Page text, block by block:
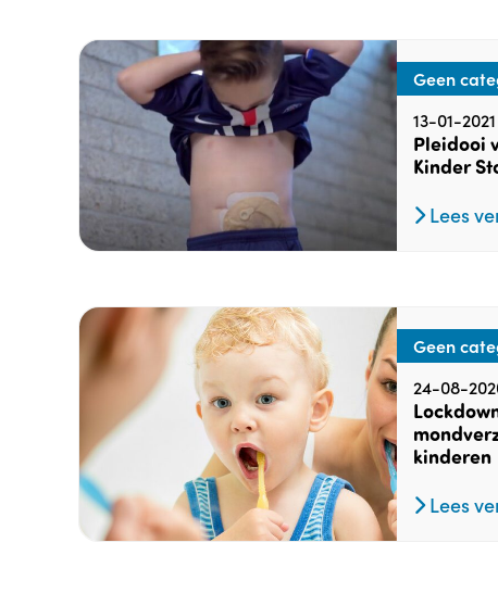
Geen
13-01-2021
Pleidooi
Kinder
Lees
Geen
24-08-
kinderen
Lees